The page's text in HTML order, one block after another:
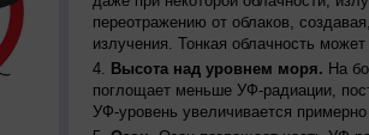
переотражению от облаков,
излучения. Тонкая облачность
Высота над уровнем моря. На
поглощает меньше УФ-радиации,
УФ-уровень увеличивается